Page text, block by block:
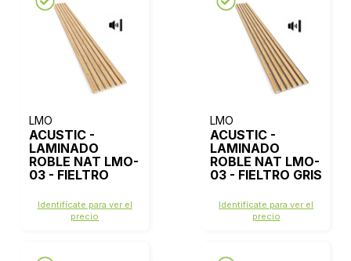
LMO
ACUSTIC -
LAMINADO
ROBLE NAT LMO-
03 - FIELTRO
Identifícate para ver el
precio
LMO
ACUSTIC -
LAMINADO
ROBLE NAT LMO-
03 - FIELTRO GRIS
Identifícate para ver el
precio